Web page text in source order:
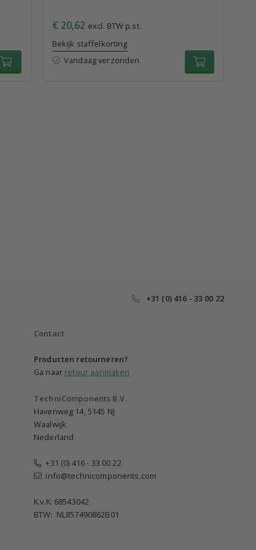
€ 20,62 excl. BTW p.st.
Bekijk staffelkorting
Vandaag verzonden
+31 (0) 416 - 33 00 22
Contact
Producten retourneren?
Ga naar retour aanmaken
TechniComponents B.V.
Havenweg 14, 5145 NJ
Waalwijk
Nederland
+31 (0) 416 - 33 00 22
info@technicomponents.com
K.v.K: 68543042
BTW: NL857490862B01